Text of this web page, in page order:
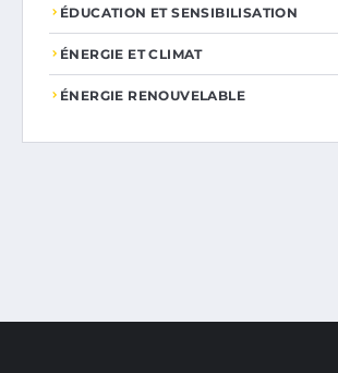
ÉDUCATION ET SENSIBILISATION
ÉNERGIE ET CLIMAT
ÉNERGIE RENOUVELABLE